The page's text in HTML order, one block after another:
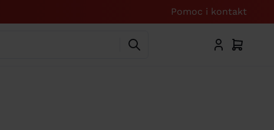
Pomoc i kontakt